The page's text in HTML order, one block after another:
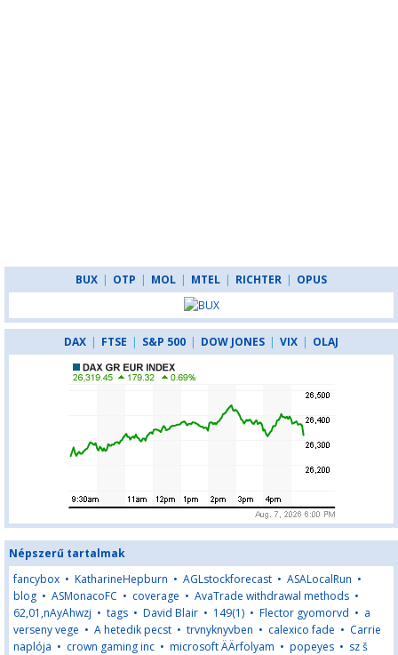
BUX | OTP | MOL | MTEL | RICHTER | OPUS
DAX | FTSE | S&P 500 | DOW JONES | VIX | OLAJ
Népszerű tartalmak
fancybox • KatharineHepburn • AGLstockforecast • ASALocalRun •
blog • ASMonacoFC • coverage • AvaTrade withdrawal methods •
62,01,nAyAhwzj • tags • David Blair • 149(1) • Flector gyomorvd • a
verseny vege • A hetedik pecst • trvnyknyvben • calexico fade • Carrie
naplója • crown gaming inc • microsoft ÄÄrfolyam • popeyes • sz š